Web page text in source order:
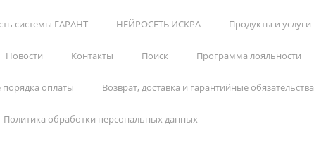
системы ГАРАНТ НЕЙРОСЕТЬ ИСКРА Продукты и услуги
Новости Контакты Поиск Программа лояльности
оплаты Возврат, доставка и гарантийные обязательства
Политика обработки персональных данных